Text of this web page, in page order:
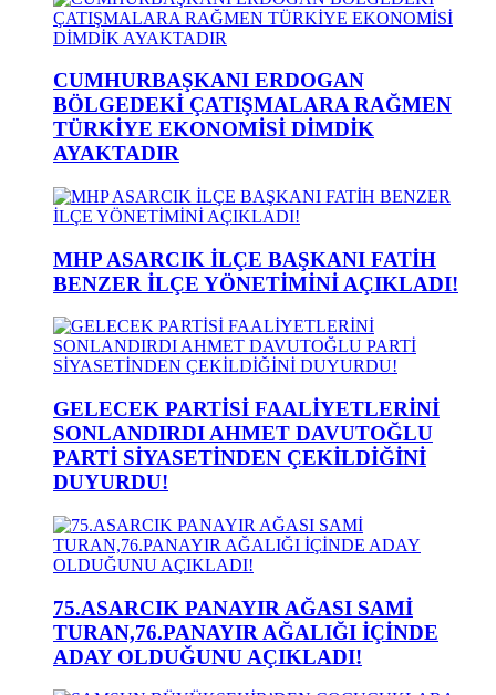
CUMHURBAŞKANI ERDOGAN
BÖLGEDEKİ ÇATIŞMALARA RAĞMEN
TÜRKİYE EKONOMİSİ DİMDİK
AYAKTADIR
MHP ASARCIK İLÇE BAŞKANI FATİH
BENZER İLÇE YÖNETİMİNİ AÇIKLADI!
GELECEK PARTİSİ FAALİYETLERİNİ
SONLANDIRDI AHMET DAVUTOĞLU
PARTİ SİYASETİNDEN ÇEKİLDİĞİNİ
DUYURDU!
75.ASARCIK PANAYIR AĞASI SAMİ
TURAN,76.PANAYIR AĞALIĞI İÇİNDE
ADAY OLDUĞUNU AÇIKLADI!